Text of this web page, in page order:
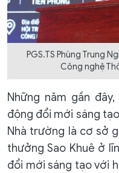
PGS.TS Phùng Trung
Công nghệ
Những năm gần
động đổi mới sáng
Nhà trường là cơ sở
thưởng Sao Khuê ở
đổi mới sáng tạo với